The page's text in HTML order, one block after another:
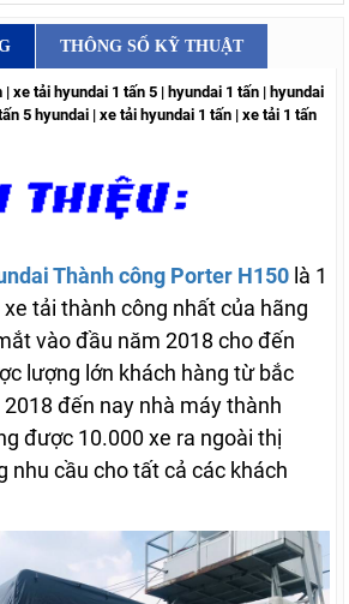
THÔNG SỐ KỸ THUẬT
xe tải hyundai 1 tấn 5 | hyundai 1 tấn | hyundai
5 hyundai | xe tải hyundai 1 tấn | xe tải 1 tấn
Thành công Porter H150 là 1
tải thành công nhất của hãng
vào đầu năm 2018 cho đến
lượng lớn khách hàng từ bắc
đến nay nhà máy thành
được 10.000 xe ra ngoài thị
nhu cầu cho tất cả các khách